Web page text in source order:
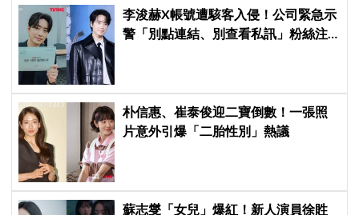
李浚赫X帳號遭駭客入侵！公司緊急示
警「別點連結、別查看私訊」粉絲注
朴信惠、崔泰俊迎二寶倒數！一張照
片意外引爆「二胎性別」熱議
蘇志燮「女兒」爆紅！新人演員徐貹